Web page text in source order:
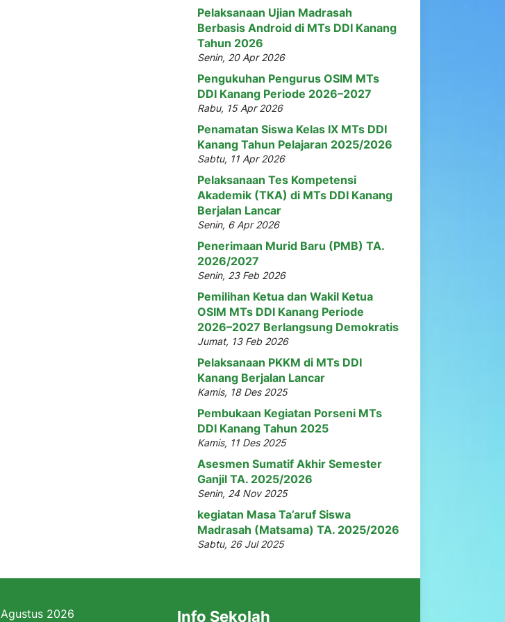
Pelaksanaan Ujian Madrasah
Berbasis Android di MTs DDI Kanang
Tahun 2026
Senin, 20 Apr 2026
Pengukuhan Pengurus OSIM MTs
DDI Kanang Periode 2026–2027
Rabu, 15 Apr 2026
Penamatan Siswa Kelas IX MTs DDI
Kanang Tahun Pelajaran 2025/2026
Sabtu, 11 Apr 2026
Pelaksanaan Tes Kompetensi
Akademik (TKA) di MTs DDI Kanang
Berjalan Lancar
Senin, 6 Apr 2026
Penerimaan Murid Baru (PMB) TA.
2026/2027
Senin, 23 Feb 2026
Pemilihan Ketua dan Wakil Ketua
OSIM MTs DDI Kanang Periode
2026–2027 Berlangsung Demokratis
Jumat, 13 Feb 2026
Pelaksanaan PKKM di MTs DDI
Kanang Berjalan Lancar
Kamis, 18 Des 2025
Pembukaan Kegiatan Porseni MTs
DDI Kanang Tahun 2025
Kamis, 11 Des 2025
Asesmen Sumatif Akhir Semester
Ganjil TA. 2025/2026
Senin, 24 Nov 2025
kegiatan Masa Ta’aruf Siswa
Madrasah (Matsama) TA. 2025/2026
Sabtu, 26 Jul 2025
Agustus 2026 Info Sekolah